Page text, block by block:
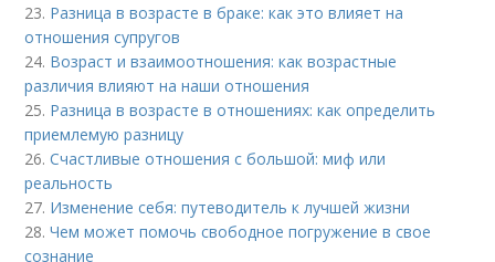
23. Разница в возрасте в браке: как это влияет на
отношения супругов
24. Возраст и взаимоотношения: как возрастные
различия влияют на наши отношения
25. Разница в возрасте в отношениях: как определить
приемлемую разницу
26.Счастливые отношения с большой: миф или
реальность
27. Изменение себя: путеводитель к лучшей жизни
28.Чем может помочь свободное погружение в свое
сознание